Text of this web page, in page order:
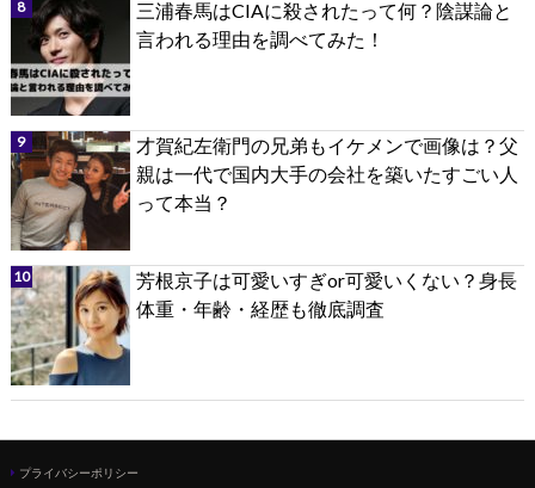
三浦春馬はCIAに殺されたって何？陰謀論と
言われる理由を調べてみた！
才賀紀左衛門の兄弟もイケメンで画像は？父
親は一代で国内大手の会社を築いたすごい人
って本当？
芳根京子は可愛いすぎor可愛いくない？身長
体重・年齢・経歴も徹底調査
プライバシーポリシー